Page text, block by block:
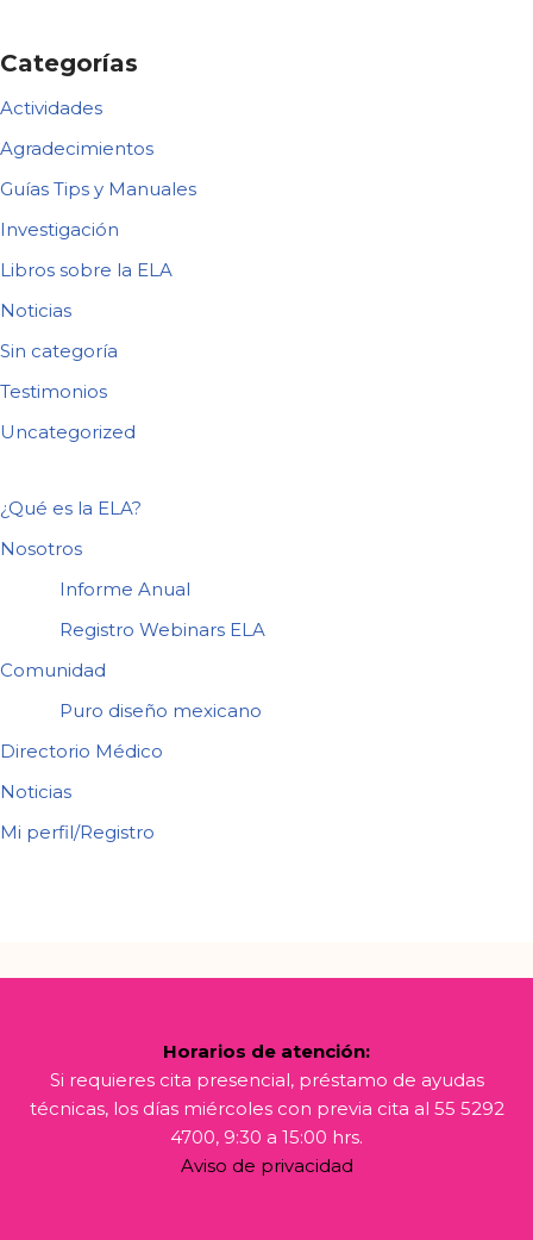
Categorías
Actividades
Agradecimientos
Guías Tips y Manuales
Investigación
Libros sobre la ELA
Noticias
Sin categoría
Testimonios
Uncategorized
¿Qué es la ELA?
Nosotros
Informe Anual
Registro Webinars ELA
Comunidad
Puro diseño mexicano
Directorio Médico
Noticias
Mi perfil/Registro
Horarios de atención:
Si requieres cita presencial, préstamo de ayudas
técnicas, los días miércoles con previa cita al 55 5292
4700, 9:30 a 15:00 hrs.
Aviso de privacidad